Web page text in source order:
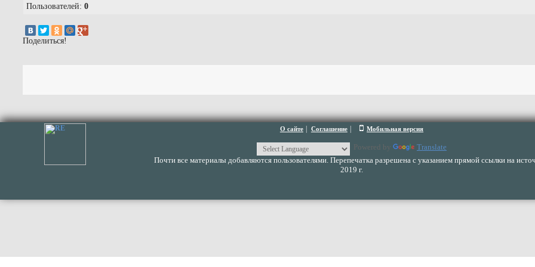
Пользователей: 0
Поделиться!
О сайте Соглашение Мобильная версия
Powered by
Translate
Почти все материалы добавляются пользователями. Перепечатка разрешена с указанием прямой ссылки на
2019 г.